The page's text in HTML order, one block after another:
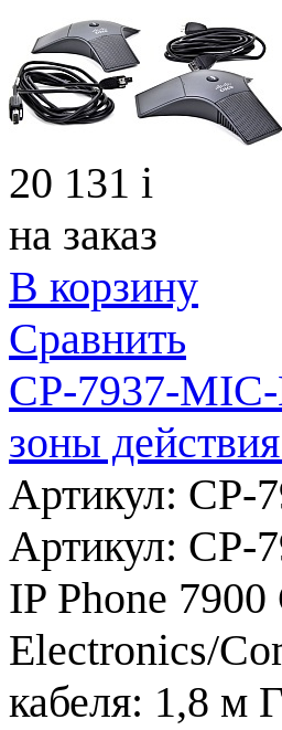
20 131 i
на заказ
В корзину
Сравнить
CP-7937-
зоны
Артикул:
Артикул: CP-
IP Phone 7900
Electronics/
кабеля: 1,8 м